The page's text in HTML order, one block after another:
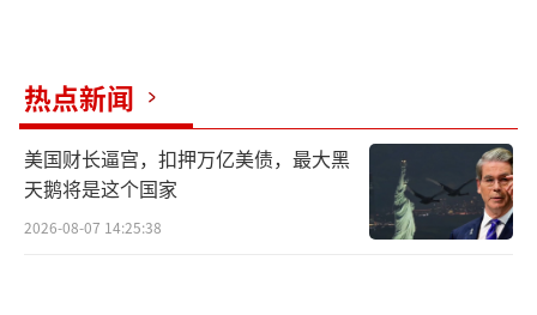
热点新闻
美国财长逼宫，扣押万亿美债，最大黑
天鹅将是这个国家
2026-08-07 14:25:38